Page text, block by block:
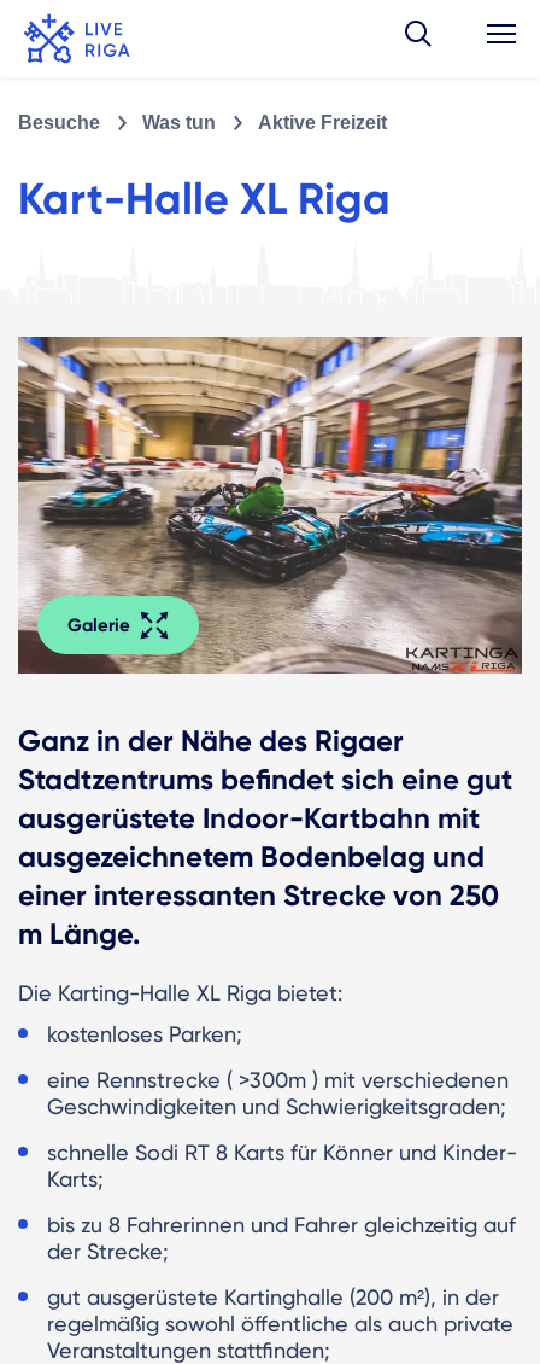
Besuche Was tun Aktive Freizeit
Kart-Halle XL Riga
Galerie
Ganz in der Nähe des Rigaer
Stadtzentrums befindet sich eine gut
ausgerüstete Indoor-Kartbahn mit
ausgezeichnetem Bodenbelag und
einer interessanten Strecke von 250
m Länge.
Die Karting-Halle XL Riga bietet:
kostenloses Parken;
eine Rennstrecke ( >300m ) mit verschiedenen
Geschwindigkeiten und Schwierigkeitsgraden;
schnelle Sodi RT 8 Karts für Könner und Kinder-
Karts;
bis zu 8 Fahrerinnen und Fahrer gleichzeitig auf
der Strecke;
gut ausgerüstete Kartinghalle (200 m²), in der
regelmäßig sowohl öffentliche als auch private
Veranstaltungen stattfinden;